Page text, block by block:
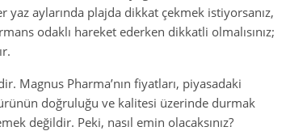
yaz aylarında plajda dikkat çekmek istiyorsanız,
odaklı hareket ederken dikkatli olmalısınız;
Magnus Pharma’nın fiyatları, piyasadaki
doğruluğu ve kalitesi üzerinde durmak
değildir. Peki, nasıl emin olacaksınız?